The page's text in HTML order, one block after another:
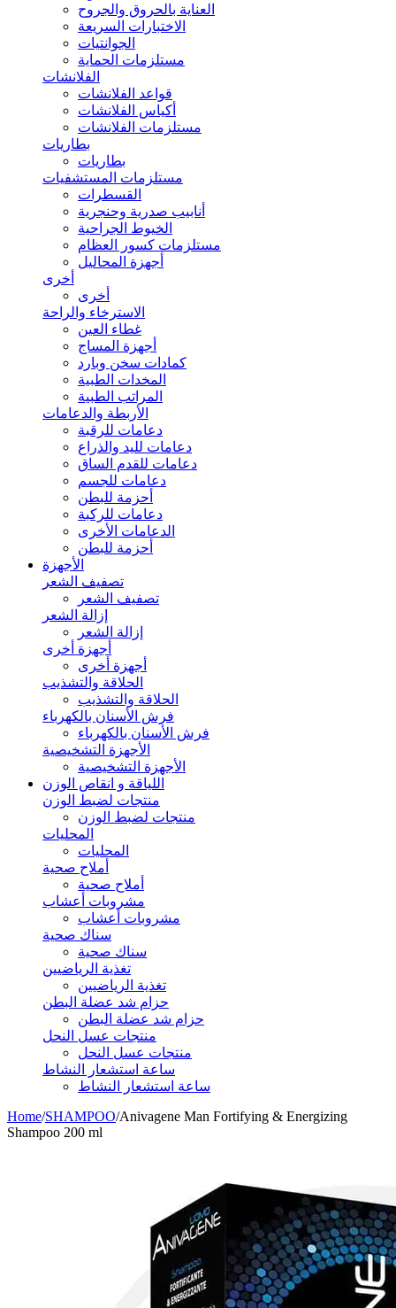
العناية بالحروق والجروح
الاختبارات السريعة
الجوانتيات
مستلزمات الحماية
الفلانشات
قواعد الفلانشات
أكياس الفلانشات
مستلزمات الفلانشات
بطاريات
بطاريات
مستلزمات المستشفيات
القسطرات
أنابيب صدرية وحنجرية
الخيوط الجراحية
مستلزمات كسور العظام
أجهزة المحاليل
أخرى
أخرى
الاسترخاء والراحة
غطاء العين
أجهزة المساج
كمادات سخن وبارد
المخدات الطبية
المراتب الطبية
الأربطة والدعامات
دعامات للرقبة
دعامات لليد والذراع
دعامات للقدم الساق
دعامات للجسم
أحزمة للبطن
دعامات للركبة
الدعامات الأخرى
أحزمة للبطن
الأجهزة
تصفيف الشعر
تصفيف الشعر
إزالة الشعر
إزالة الشعر
أجهزة أخرى
أجهزة أخرى
الحلاقة والتشذيب
الحلاقة والتشذيب
فرش الأسنان بالكهرباء
فرش الأسنان بالكهرباء
الأجهزة التشخيصية
الأجهزة التشخيصية
اللياقة و انقاص الوزن
منتجات لضبط الوزن
منتجات لضبط الوزن
المحليات
المحليات
أملاح صحية
أملاح صحية
مشروبات أعشاب
مشروبات أعشاب
سناك صحية
سناك صحية
تغذية الرياضيين
تغذية الرياضيين
حزام شد عضلة البطن
حزام شد عضلة البطن
منتجات عسل النحل
منتجات عسل النحل
ساعة استشعار النشاط
ساعة استشعار النشاط
Home/SHAMPOO/Anivagene Man Fortifying & Energizing
Shampoo 200 ml